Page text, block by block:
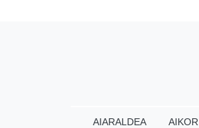
AIARALDEA AIKOR